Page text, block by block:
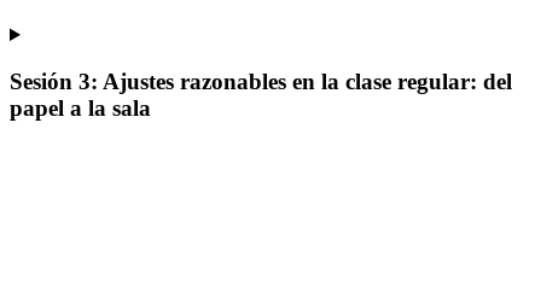
Sesión 3: Ajustes razonables en la clase regular: del
papel a la sala